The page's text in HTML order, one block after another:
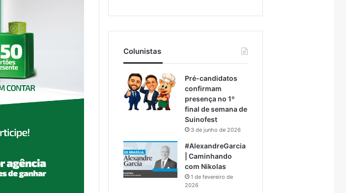
Colunistas
Pré-candidatos
confirmam
presença no 1º
final de semana de
Suinofest
3 de junho de 2026
#AlexandreGarcia
| Caminhando
com Nikolas
1 de fevereiro de
2026